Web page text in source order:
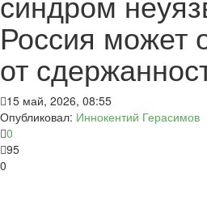
Россия может
от
15 май, 2026, 08:55
Опубликовал: Иннокентий Герасимов
0
95
0